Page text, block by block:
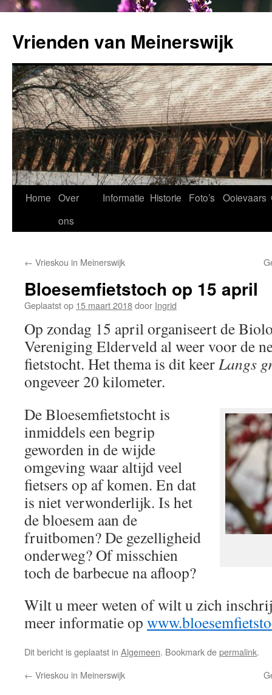
de
inhoud
Vrienden van Meinerswijk
Home Over
ons
Informatie Historie Foto’s Ooievaars
← Vrieskou in Meinerswijk
Bloesemfietstoch op 15 april
Geplaatst op 15 maart 2018door Ingrid
Op zondag 15 april organiseert de
Vereniging Elderveld al weer voor de
fietstocht. Het thema is dit keerLangs
ongeveer 20 kilometer.
De Bloesemfietstocht is
inmiddels een begrip
geworden in de wijde
omgeving waar altijd veel
fietsers op af komen. En dat
is niet verwonderlijk. Is het
de bloesem aan de
fruitbomen? De gezelligheid
onderweg? Of misschien
toch de barbecue na afloop?
Wilt u meer weten of wilt u zich
meer informatie op
Dit bericht is geplaatst in Algemeen. Bookmark depermalink.
← Vrieskou in Meinerswijk